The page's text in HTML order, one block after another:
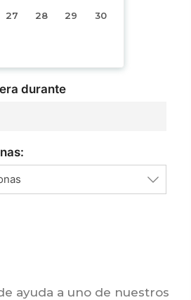
27 28 29 30
durante
ayuda a uno de nuestros